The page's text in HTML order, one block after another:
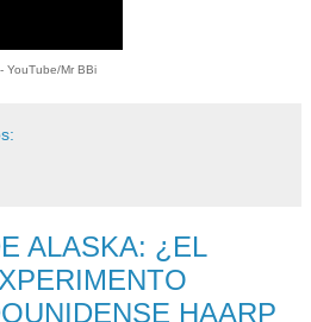
YouTube/Mr BBi
ALASKA: ¿EL
HAARP